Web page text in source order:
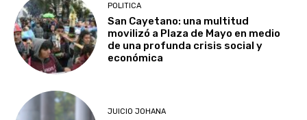
POLITICA
San Cayetano: una multitud
movilizó a Plaza de Mayo en medio
de una profunda crisis social y
económica
JUICIO JOHANA